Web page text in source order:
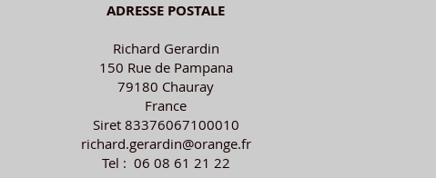
ADRESSE POSTALE
Richard Gerardin
150 Rue de Pampana
79180 Chauray
France
Siret 83376067100010
richard.gerardin@orange.fr
Tel : 06 08 61 21 22